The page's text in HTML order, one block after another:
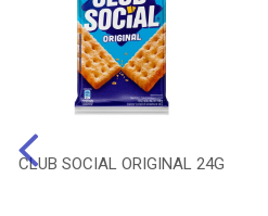
CLUB SOCIAL ORIGINAL 24G